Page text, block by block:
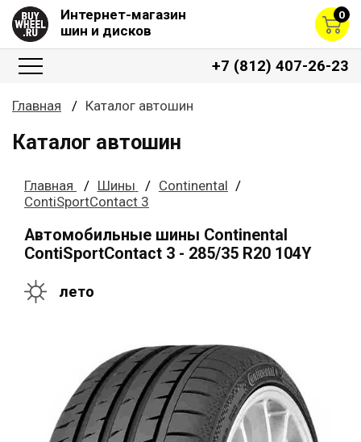
Интернет-магазин
шин и дисков
0
+7 (812) 407-26-23
Главная Каталог автошин
Каталог автошин
Главная Шины
Continental
ContiSportContact 3
Автомобильные шины Continental
ContiSportContact 3 - 285/35 R20 104Y
лето